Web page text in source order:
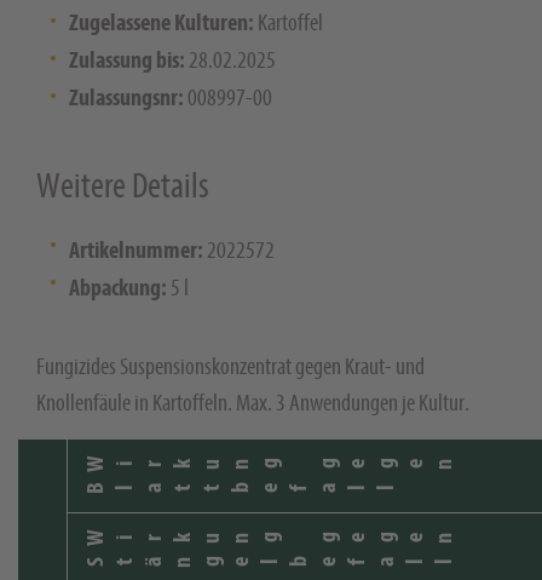
Zugelassene Kulturen: Kartoffel
Zulassung bis: 28.02.2025
Zulassungsnr: 008997-00
Weitere Details
Artikelnummer: 2022572
Abpackung: 5 l
Fungizides Suspensionskonzentrat gegen Kraut- und
Knollenfäule in Kartoffeln. Max. 3 Anwendungen je Kultur.
Wirkung gegen
Stängelbefall
Wirkung gegen
Blattbefall